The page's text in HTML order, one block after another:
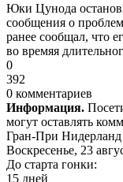
Юки Цунода
сообщения о
ранее сообщал, что
во времяя
0
392
0 комментариев
Информация.
могут оставлять
Гран-При Нидерланд
Воскресенье, 23
До старта гонки:
15 дней